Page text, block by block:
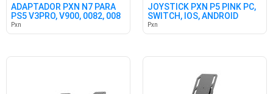
ADAPTADOR PXN N7 PARA
PS5 V3PRO, V900, 0082, 008
Pxn
JOYSTICK PXN P5 PINK PC,
SWITCH, IOS, ANDROID
Pxn